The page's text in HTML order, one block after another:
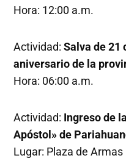
Hora: 12:00 a.m.
Actividad:Salva de 21
aniversario de la
Hora: 06:00 a.m.
Actividad: Ingreso de
Apóstol» de
Lugar: Plaza de Armas